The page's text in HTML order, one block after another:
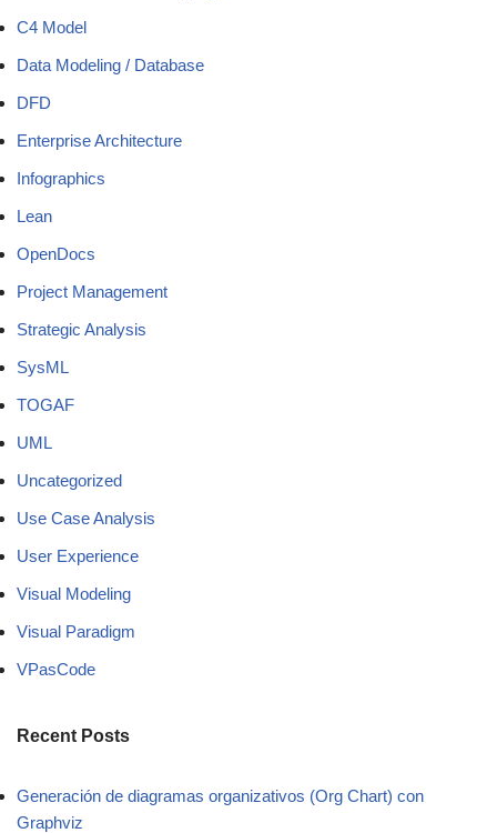
C4 Model
Data Modeling / Database
DFD
Enterprise Architecture
Infographics
Lean
OpenDocs
Project Management
Strategic Analysis
SysML
TOGAF
UML
Uncategorized
Use Case Analysis
User Experience
Visual Modeling
Visual Paradigm
VPasCode
Recent Posts
Generación de diagramas organizativos (Org Chart) con
Graphviz